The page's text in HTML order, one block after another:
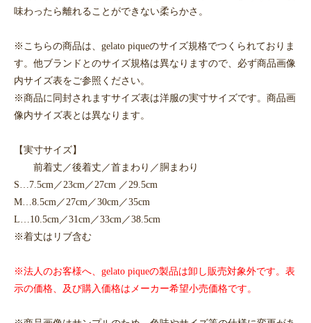
味わったら離れることができない柔らかさ。
※こちらの商品は、gelato piqueのサイズ規格でつくられておりま
す。他ブランドとのサイズ規格は異なりますので、必ず商品画像
内サイズ表をご参照ください。
※商品に同封されますサイズ表は洋服の実寸サイズです。商品画
像内サイズ表とは異なります。
【実寸サイズ】
前着丈／後着丈／首まわり／胴まわり
S…7.5cm／23cm／27cm ／29.5cm
M…8.5cm／27cm／30cm／35cm
L…10.5cm／31cm／33cm／38.5cm
※着丈はリブ含む
※法人のお客様へ、gelato piqueの製品は卸し販売対象外です。表
示の価格、及び購入価格はメーカー希望小売価格です。